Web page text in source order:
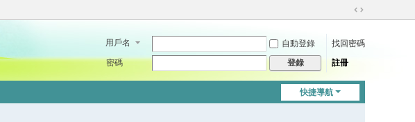
切
到
用戶名 自動登錄
找回密碼
密碼
登錄 註冊
快捷導航